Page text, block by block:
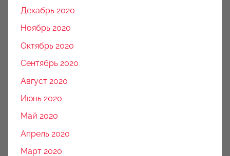
Декабрь 2020
Ноябрь 2020
Октябрь 2020
Сентябрь 2020
Август 2020
Июнь 2020
Май 2020
Апрель 2020
Март 2020